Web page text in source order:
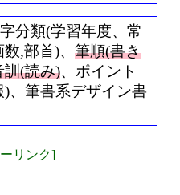
分類(学習年度、常
,部首)、 筆順(書き
訓(読み)、ポイント
、筆書系デザイン書
リンク]